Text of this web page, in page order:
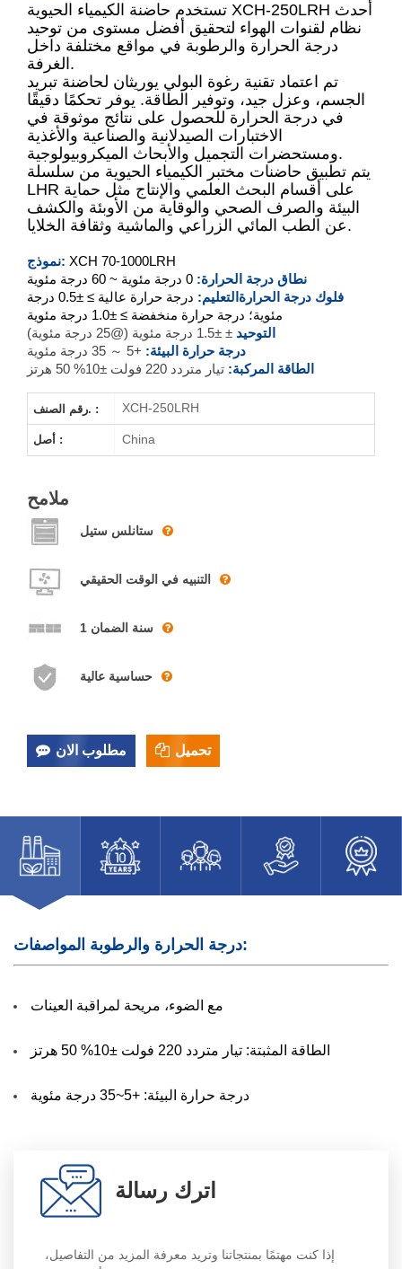
XCH-70LRH
XCH-150LRH
XCH-250LRH
XCH-400LRH
XCH-500LRH
XCH-800LRH
XCH-1000LRH
تستخدم حاضنة الكيمياء الحيوية XCH-250LRH أحدث
نظام لقنوات الهواء لتحقيق أفضل مستوى من توحيد
درجة الحرارة والرطوبة في مواقع مختلفة داخل
الغرفة.
تم اعتماد تقنية رغوة البولي يوريثان لحاضنة تبريد
الجسم، وعزل جيد، وتوفير الطاقة. يوفر تحكمًا دقيقًا
في درجة الحرارة للحصول على نتائج موثوقة في
الاختبارات الصيدلانية والصناعية والأغذية
ومستحضرات التجميل والأبحاث الميكروبيولوجية.
يتم تطبيق حاضنات مختبر الكيمياء الحيوية من سلسلة
LHR على أقسام البحث العلمي والإنتاج مثل حماية
البيئة والصرف الصحي والوقاية من الأوبئة والكشف
عن الطب المائي الزراعي والماشية وثقافة الخلايا.
نموذج: XCH 70-1000LRH
نطاق درجة الحرارة: 0 درجة مئوية ~ 60 درجة مئوية
فلوك درجة الحرارة التعليم:
درجة حرارة عالية ≥ ±0.5 درجة
مئوية؛ درجة حرارة منخفضة ≥ ±1.0 درجة مئوية
التوحيد ± ±1.5 درجة مئوية (@25 درجة مئوية)
درجة حرارة البيئة: +5 ～ 35 درجة مئوية
الطاقة المركبة: تيار متردد 220 فولت ±10% 50 هرتز
رقم الصنف. : XCH-250LRH
أصل : China
ملامح
ستانلس ستيل
التنبيه في الوقت الحقيقي
1 سنة الضمان
حساسية عالية
مطلوب الان تحميل
درجة الحرارة والرطوبة المواصفات:
مع الضوء، مريحة لمراقبة العينات
الطاقة المثبتة: تيار متردد 220 فولت ±10% 50 هرتز
درجة حرارة البيئة: +5~35 درجة مئوية
اترك رسالة
إذا كنت مهتمًا بمنتجاتنا وتريد معرفة المزيد من التفاصيل،